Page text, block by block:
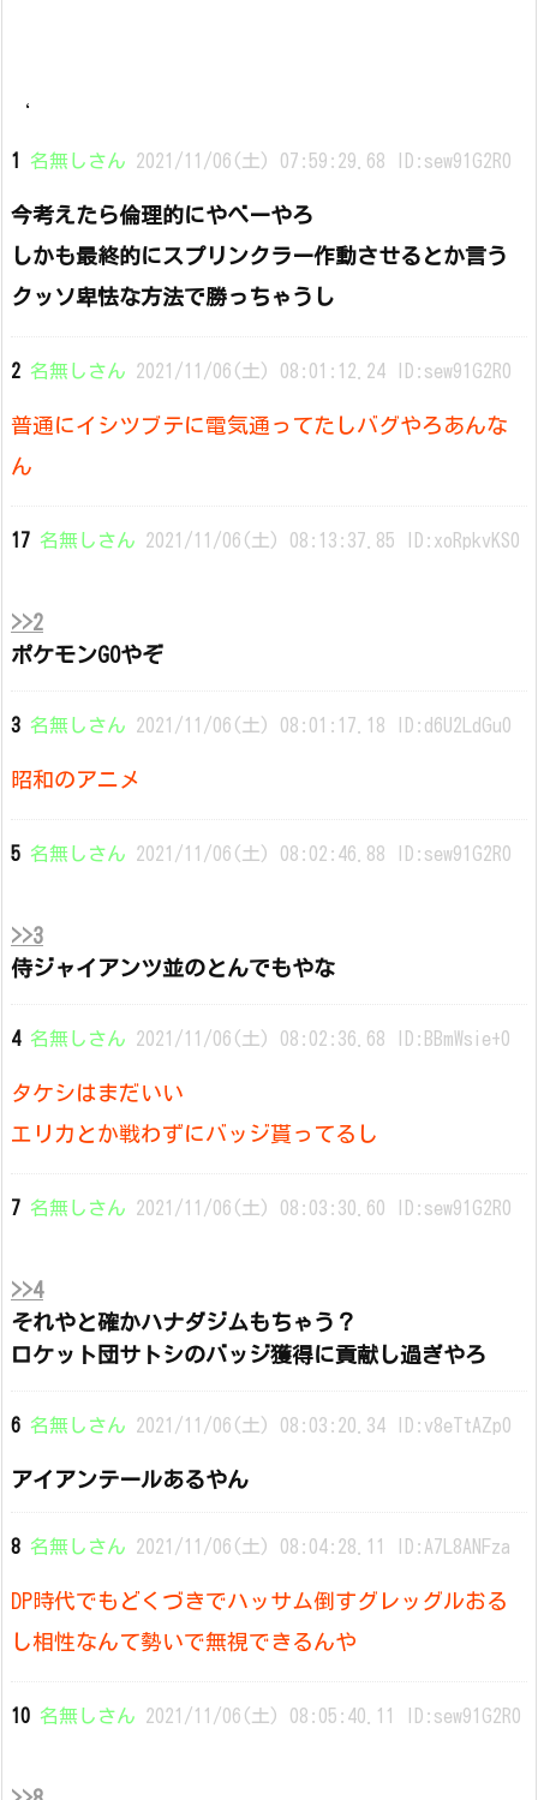
‘
1 名無しさん 2021/11/06(土) 07:59:29.68 ID:sew91G2R0
今考えたら倫理的にやべーやろ
しかも最終的にスプリンクラー作動させるとか言う
クッソ卑怯な方法で勝っちゃうし
2 名無しさん 2021/11/06(土) 08:01:12.24 ID:sew91G2R0
普通にイシツブテに電気通ってたしバグやろあんな
ん
17 名無しさん 2021/11/06(土) 08:13:37.85 ID:xoRpkvKS0
>>2
ポケモンGOやぞ
3 名無しさん 2021/11/06(土) 08:01:17.18 ID:d6U2LdGu0
昭和のアニメ
5 名無しさん 2021/11/06(土) 08:02:46.88 ID:sew91G2R0
>>3
侍ジャイアンツ並のとんでもやな
4 名無しさん 2021/11/06(土) 08:02:36.68 ID:BBmWsie+0
タケシはまだいい
エリカとか戦わずにバッジ貰ってるし
7 名無しさん 2021/11/06(土) 08:03:30.60 ID:sew91G2R0
>>4
それやと確かハナダジムもちゃう？
ロケット団サトシのバッジ獲得に貢献し過ぎやろ
6 名無しさん 2021/11/06(土) 08:03:20.34 ID:v8eTtAZp0
アイアンテールあるやん
8 名無しさん 2021/11/06(土) 08:04:28.11 ID:A7L8ANFza
DP時代でもどくづきでハッサム倒すグレッグルおる
し相性なんて勢いで無視できるんや
10 名無しさん 2021/11/06(土) 08:05:40.11 ID:sew91G2R0